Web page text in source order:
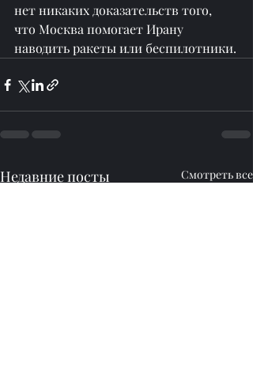
нет никаких доказательств того,
что Москва помогает Ирану
наводить ракеты или беспилотники.
Недавние посты Смотреть все